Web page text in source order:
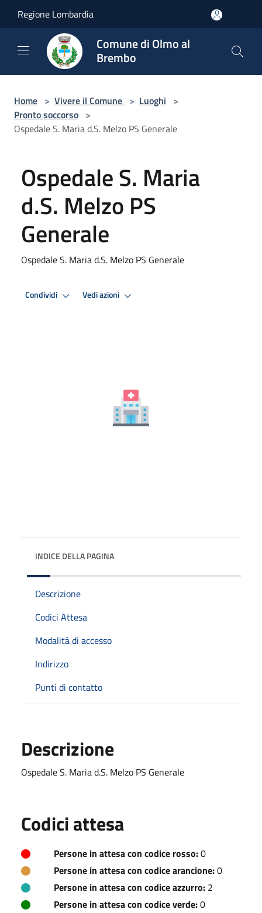
Regione Lombardia
Comune di Olmo al
Brembo
Home > Vivere il Comune > Luoghi >
Pronto soccorso >
Ospedale S. Maria d.S. Melzo PS Generale
Ospedale S. Maria
d.S. Melzo PS
Generale
Ospedale S. Maria d.S. Melzo PS Generale
Condividi Vedi azioni
INDICE DELLA PAGINA
Descrizione
Codici Attesa
Modalità di accesso
Indirizzo
Punti di contatto
Descrizione
Ospedale S. Maria d.S. Melzo PS Generale
Codici attesa
Persone in attesa con codice rosso:0
Persone in attesa con codice arancione:0
Persone in attesa con codice azzurro: 2
Persone in attesa con codice verde:0